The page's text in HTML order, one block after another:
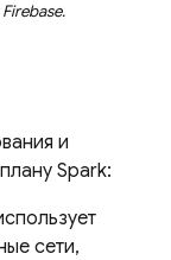
и
Spark:
сети,